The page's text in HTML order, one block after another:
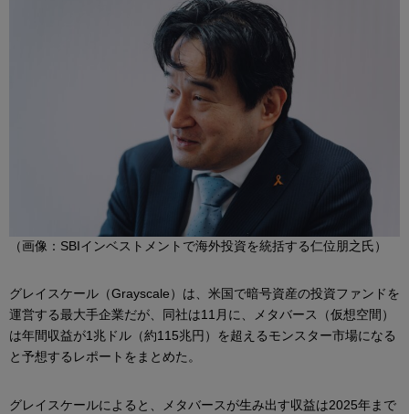
（画像：SBIインベストメントで海外投資を統括する仁位朋之氏）
グレイスケール（Grayscale）は、米国で暗号資産の投資ファンドを
運営する最大手企業だが、同社は11月に、メタバース（仮想空間）
は年間収益が1兆ドル（約115兆円）を超えるモンスター市場になる
と予想するレポートをまとめた。
グレイスケールによると、メタバースが生み出す収益は2025年まで